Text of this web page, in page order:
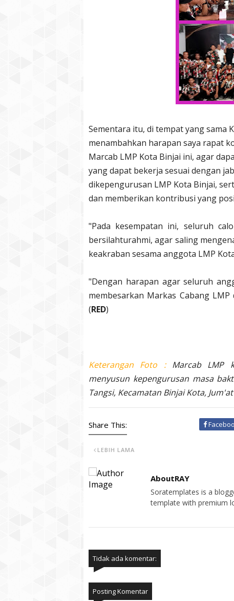
Sementara itu, di tempat yang sama
menambahkan harapan saya rapat
Marcab LMP Kota Binjai ini, agar
yang dapat bekerja sesuai dengan
dikepengurusan LMP Kota Binjai,
dan memberikan kontribusi yang
"Pada kesempatan ini, seluruh
bersilahturahmi, agar saling
keakraban sesama anggota LMP
"Dengan harapan agar seluruh
membesarkan Markas Cabang
(RED)
Keterangan Foto : Marcab LMP
menyusun kepengurusan masa
Tangsi, Kecamatan Binjai Kota,
Share This:
LEBIH LAMA
AboutRAY
Soratemplates is a
template with premium
Tidak ada komentar:
Posting Komentar